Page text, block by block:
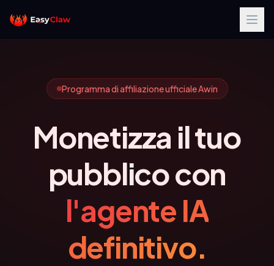
Programma di affiliazione ufficiale Awin
Monetizza il tuo
pubblico con
l'agente IA
definitivo.